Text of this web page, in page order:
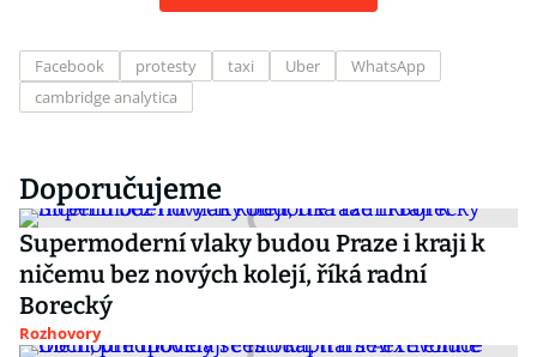
Facebook protesty taxi Uber
WhatsApp
cambridge analytica
Doporučujeme
Supermoderní vlaky budou Praze i kraji k
ničemu bez nových kolejí, říká radní
Borecký
Rozhovory